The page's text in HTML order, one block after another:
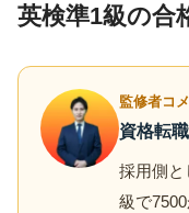
英検準1級の合
監修者コ
資格転
採用側と
級で